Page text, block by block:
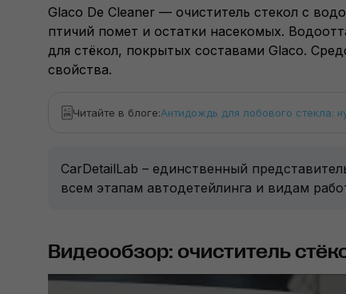
Glaco De Cleaner — очиститель стекол с
птичий помет и остатки насекомых.
для стёкол, покрытых составами Glaco.
свойства.
Читайте в блоге:Антидождь для лобового стекла:
CarDetailLab – единственный
всем этапам автодетейлинга и видам
Видеообзор: очиститель